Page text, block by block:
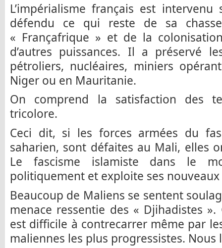
L’impérialisme français est
défendu ce qui reste de sa
« Françafrique » et de la
d’autres puissances. Il a préservé
pétroliers, nucléaires, miniers
Niger ou en Mauritanie.
On comprend la satisfaction des
tricolore.
Ceci dit, si les forces armées du
saharien, sont défaites au Mali, elles
Le fascisme islamiste dans le
politiquement et exploite ses
Beaucoup de Maliens se sentent
menace ressentie des « Djihadistes ».
est difficile à contrecarrer même par
maliennes les plus progressistes. Nous